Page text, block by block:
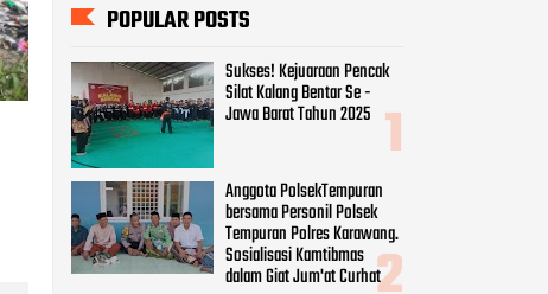
POPULAR POSTS
Sukses! Kejuaraan Pencak
Silat Kalang Bentar Se -
Jawa Barat Tahun 2025
Anggota PolsekTempuran
bersama Personil Polsek
Tempuran Polres Karawang.
Sosialisasi Kamtibmas
dalam Giat Jum'at Curhat